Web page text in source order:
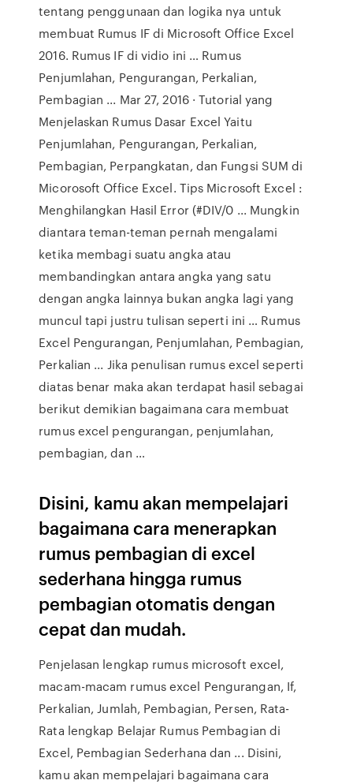
tentang penggunaan dan logika nya untuk
membuat Rumus IF di Microsoft Office Excel
2016. Rumus IF di vidio ini … Rumus
Penjumlahan, Pengurangan, Perkalian,
Pembagian ... Mar 27, 2016 · Tutorial yang
Menjelaskan Rumus Dasar Excel Yaitu
Penjumlahan, Pengurangan, Perkalian,
Pembagian, Perpangkatan, dan Fungsi SUM di
Micorosoft Office Excel. Tips Microsoft Excel :
Menghilangkan Hasil Error (#DIV/0 ... Mungkin
diantara teman-teman pernah mengalami
ketika membagi suatu angka atau
membandingkan antara angka yang satu
dengan angka lainnya bukan angka lagi yang
muncul tapi justru tulisan seperti ini … Rumus
Excel Pengurangan, Penjumlahan, Pembagian,
Perkalian ... Jika penulisan rumus excel seperti
diatas benar maka akan terdapat hasil sebagai
berikut demikian bagaimana cara membuat
rumus excel pengurangan, penjumlahan,
pembagian, dan …
Disini, kamu akan mempelajari
bagaimana cara menerapkan
rumus pembagian di excel
sederhana hingga rumus
pembagian otomatis dengan
cepat dan mudah.
Penjelasan lengkap rumus microsoft excel,
macam-macam rumus excel Pengurangan, If,
Perkalian, Jumlah, Pembagian, Persen, Rata-
Rata lengkap Belajar Rumus Pembagian di
Excel, Pembagian Sederhana dan ... Disini,
kamu akan mempelajari bagaimana cara